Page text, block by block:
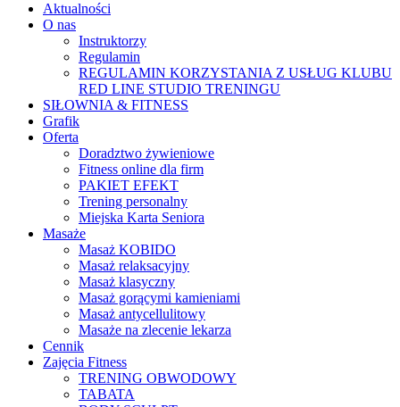
Aktualności
O nas
Instruktorzy
Regulamin
REGULAMIN KORZYSTANIA Z USŁUG KLUBU
RED LINE STUDIO TRENINGU
SIŁOWNIA & FITNESS
Grafik
Oferta
Doradztwo żywieniowe
Fitness online dla firm
PAKIET EFEKT
Trening personalny
Miejska Karta Seniora
Masaże
Masaż KOBIDO
Masaż relaksacyjny
Masaż klasyczny
Masaż gorącymi kamieniami
Masaż antycellulitowy
Masaże na zlecenie lekarza
Cennik
Zajęcia Fitness
TRENING OBWODOWY
TABATA